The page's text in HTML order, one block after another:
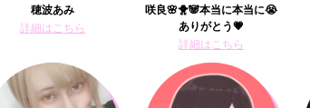
穂波あみ
詳細はこちら
咲良🌸🐥🐼本当に本当に😭
ありがとう💗
詳細はこちら